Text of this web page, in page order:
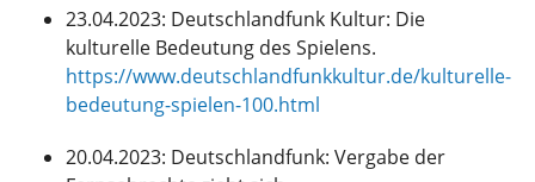
23.04.2023: Deutschlandfunk Kultur: Die
kulturelle Bedeutung des Spielens.
https://www.deutschlandfunkkultur.de/kulturelle-
bedeutung-spielen-100.html
20.04.2023: Deutschlandfunk: Vergabe der